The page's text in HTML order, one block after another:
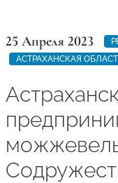
25 Апреля 2023
АСТРАХАНСКАЯ